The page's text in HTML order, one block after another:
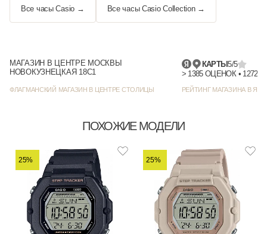
Все часы Casio → Все часы Casio Collection →
МАГАЗИН В ЦЕНТРЕ МОСКВЫ
НОВОКУЗНЕЦКАЯ 18С1
ФЛАГМАНСКИЙ МАГАЗИН В ЦЕНТРЕ СТОЛИЦЫ
КАРТЫ5/5
РЕЙТИНГ МАГАЗИНА В
ПОХОЖИЕ МОДЕЛИ
25% 25%